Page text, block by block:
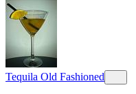
Tequila Old Fashioned